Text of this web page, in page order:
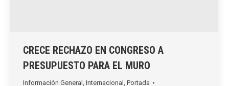
CRECE RECHAZO EN CONGRESO A
PRESUPUESTO PARA EL MURO
Información General , Internacional , Portada